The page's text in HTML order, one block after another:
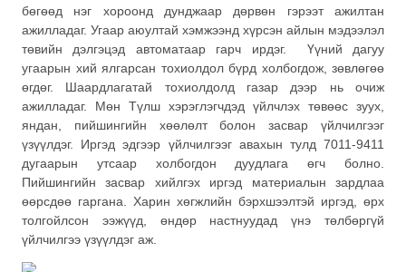
бөгөөд нэг хороонд дунджаар дөрвөн гэрээт ажилтан
ажилладаг. Угаар аюултай хэмжээнд хүрсэн айлын мэдээлэл
төвийн дэлгэцэд автоматаар гарч ирдэг. Үүний дагуу
угаарын хий ялгарсан тохиолдол бүрд холбогдож, зөвлөгөө
өгдөг. Шаардлагатай тохиолдолд газар дээр нь очиж
ажилладаг. Мөн Түлш хэрэглэгчдэд үйлчлэх төвөөс зуух,
яндан, пийшингийн хөөлөлт болон засвар үйлчилгээг
үзүүлдэг. Иргэд эдгээр үйлчилгээг авахын тулд 7011-9411
дугаарын утсаар холбогдон дуудлага өгч болно.
Пийшингийн засвар хийлгэх иргэд материалын зардлаа
өөрсдөө гаргана. Харин хөгжлийн бэрхшээлтэй иргэд, өрх
толгойлсон ээжүүд, өндөр настнуудад үнэ төлбөргүй
үйлчилгээ үзүүлдэг аж.